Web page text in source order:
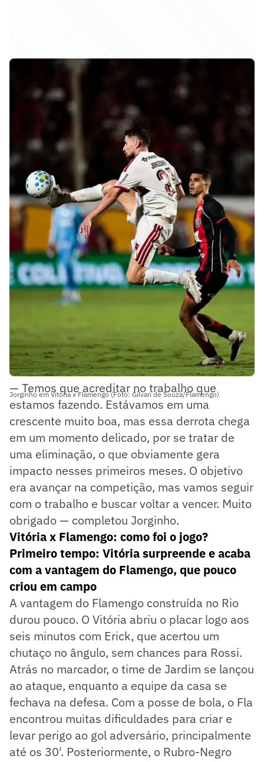
Jorginho em Vitória x Flamengo (Foto: Gilvan de Souza/Flamengo)
— Temos que acreditar no trabalho que
estamos fazendo. Estávamos em uma
crescente muito boa, mas essa derrota chega
em um momento delicado, por se tratar de
uma eliminação, o que obviamente gera
impacto nesses primeiros meses. O objetivo
era avançar na competição, mas vamos seguir
com o trabalho e buscar voltar a vencer. Muito
obrigado — completou Jorginho.
Vitória x Flamengo: como foi o jogo?
Primeiro tempo: Vitória surpreende e acaba
com a vantagem do Flamengo, que pouco
criou em campo
A vantagem do Flamengo construída no Rio
durou pouco. O Vitória abriu o placar logo aos
seis minutos com Erick, que acertou um
chutaço no ângulo, sem chances para Rossi.
Atrás no marcador, o time de Jardim se lançou
ao ataque, enquanto a equipe da casa se
fechava na defesa. Com a posse de bola, o Fla
encontrou muitas dificuldades para criar e
levar perigo ao gol adversário, principalmente
até os 30'. Posteriormente, o Rubro-Negro